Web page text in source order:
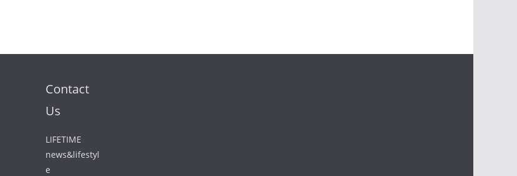
Contact
Us
LIFETIME
news&lifestyl
e